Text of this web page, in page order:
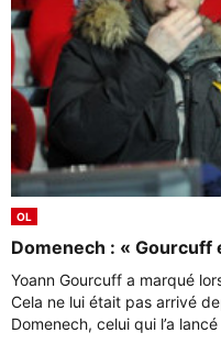
OL
Domenech : « Gourcuff
Yoann Gourcuff a marqué
Cela ne lui était pas arrivé
Domenech, celui qui l’a